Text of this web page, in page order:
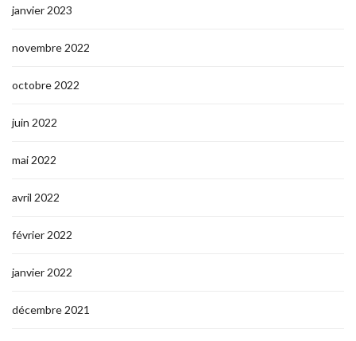
janvier 2023
novembre 2022
octobre 2022
juin 2022
mai 2022
avril 2022
février 2022
janvier 2022
décembre 2021